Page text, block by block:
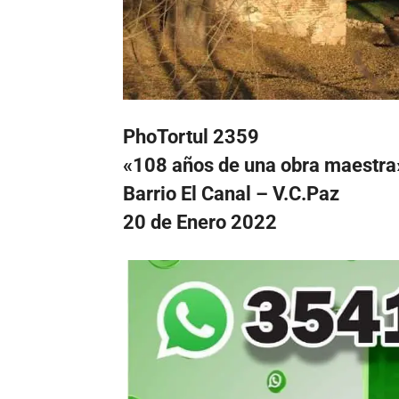
PhoTortul 2359
«108 años de una obra
Barrio El Canal – V.C.Paz
20 de Enero 2022